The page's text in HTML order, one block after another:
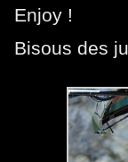
Enjoy !
Bisous des